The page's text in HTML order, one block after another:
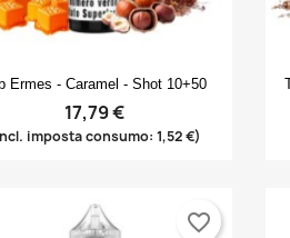
Anteprima
Ermes - Caramel - Shot 10+50
17,79 €
imposta consumo: 1,52 €)
favorite_border